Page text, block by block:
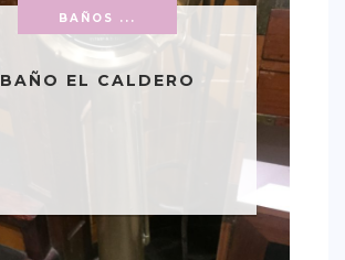
BAÑOS ...
BAÑO EL CALDERO